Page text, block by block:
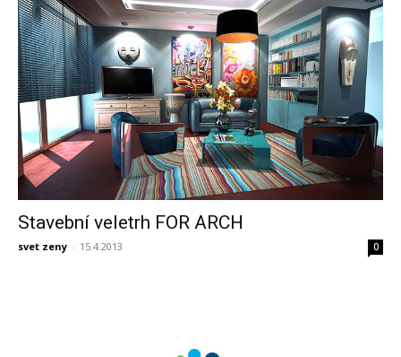
Stavební veletrh FOR ARCH
svet zeny - 15.4.2013 0